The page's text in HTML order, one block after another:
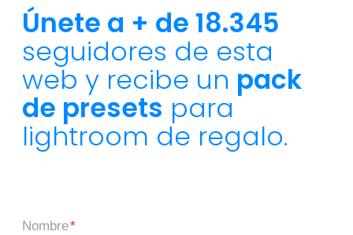
Únete a + de 18.345
seguidores de esta
web y recibe un pack
de presets para
lightroom de regalo.
Nombre